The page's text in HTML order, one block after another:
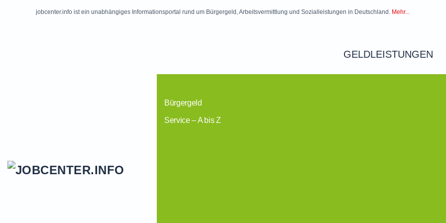
jobcenter.info ist ein unabhängiges Informationsportal rund um Bürgergeld, Arbeitsvermittlung und Sozialleistungen in Deutschland. Mehr...
GELDLEISTUNGEN
Bürgergeld
Service – A bis Z